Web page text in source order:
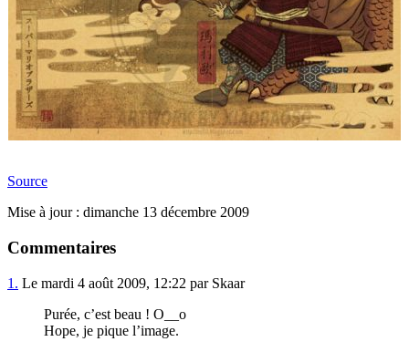
Source
Mise à jour : dimanche 13 décembre 2009
Commentaires
1. Le mardi 4 août 2009, 12:22 par Skaar
Purée, c’est beau ! O__o
Hope, je pique l’image.